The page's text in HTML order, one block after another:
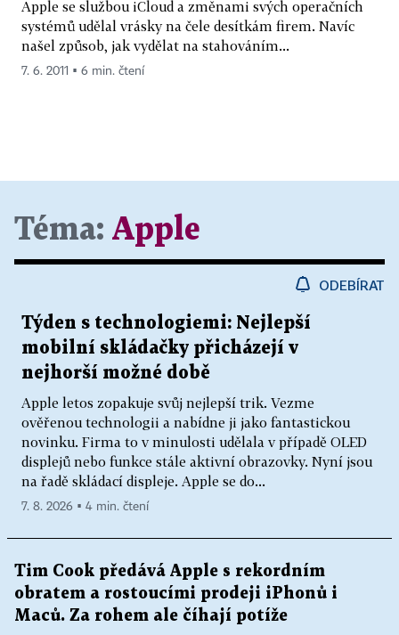
Apple se službou iCloud a změnami svých operačních
systémů udělal vrásky na čele desítkám firem. Navíc
našel způsob, jak vydělat na stahováním...
7. 6. 2011 ▪ 6 min. čtení
Téma: Apple
ODEBÍRAT
Týden s technologiemi: Nejlepší
mobilní skládačky přicházejí v
nejhorší možné době
Apple letos zopakuje svůj nejlepší trik. Vezme
ověřenou technologii a nabídne ji jako fantastickou
novinku. Firma to v minulosti udělala v případě OLED
displejů nebo funkce stále aktivní obrazovky. Nyní jsou
na řadě skládací displeje. Apple se do...
7. 8. 2026 ▪ 4 min. čtení
Tim Cook předává Apple s rekordním
obratem a rostoucími prodeji iPhonů i
Maců. Za rohem ale číhají potíže